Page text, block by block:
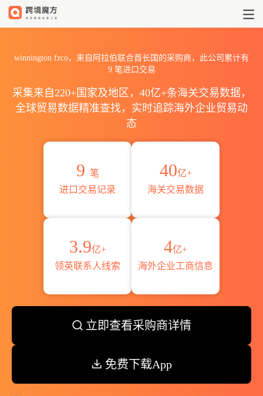
winnington fzco，来自阿拉伯联合酋长国的采购商，此公司累计有
9笔进口交易
采集来自220+国家及地区，40亿+条海关交易数据，
全球贸易数据精准查找，实时追踪海外企业贸易动
态
9 笔
进口交易记录
40亿+
海关交易数据
3.9亿+
领英联系人线索
4亿+
海外企业工商信息
立即查看采购商详情
免费下载App